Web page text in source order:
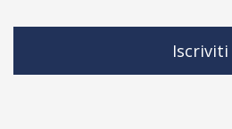
Iscriviti